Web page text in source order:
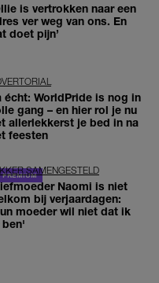
is vertrokken naar een
ver weg van ons. En
doet pijn’
écht: WorldPride is nog in
gang – en hier rol je nu
allerlekkerst je bed in na
feesten
SAMENGESTELD
Naomi is niet
bij verjaardagen:
moeder wil niet dat ik
ben'